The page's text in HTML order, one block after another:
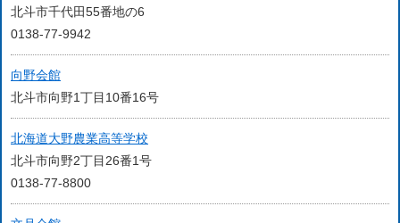
北斗市千代田55番地の6
0138-77-9942
向野会館
北斗市向野1丁目10番16号
北海道大野農業高等学校
北斗市向野2丁目26番1号
0138-77-8800